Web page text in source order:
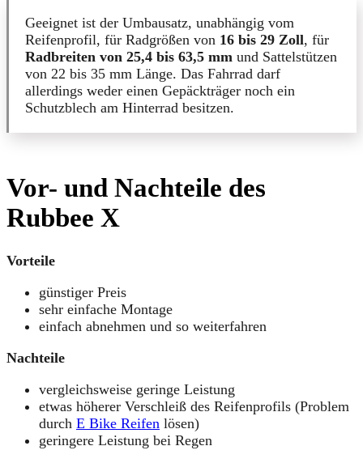
Geeignet ist der Umbausatz, unabhängig vom
Reifenprofil, für Radgrößen von 16 bis 29 Zoll, für
Radbreiten von 25,4 bis 63,5 mm und Sattelstützen
von 22 bis 35 mm Länge. Das Fahrrad darf
allerdings weder einen Gepäckträger noch ein
Schutzblech am Hinterrad besitzen.
Vor- und Nachteile des
Rubbee X
Vorteile
günstiger Preis
sehr einfache Montage
einfach abnehmen und so weiterfahren
Nachteile
vergleichsweise geringe Leistung
etwas höherer Verschleiß des Reifenprofils (Problem
durch E Bike Reifen lösen)
geringere Leistung bei Regen